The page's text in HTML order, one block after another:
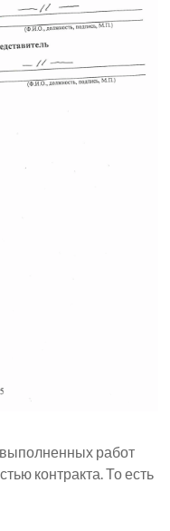
работ
контракта. То есть